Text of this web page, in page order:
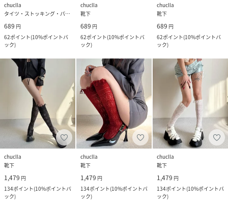
chuclla
タイツ・ストッキング・パンスト
689 円
62ポイント(10%ポイントバ
ック)
chuclla
靴下
689 円
62ポイント(10%ポイントバ
ック)
chuclla
靴下
689 円
62ポイント(10%ポイントバ
ック)
chuclla
靴下
1,479 円
134ポイント(10%ポイントバ
ック)
chuclla
靴下
1,479 円
134ポイント(10%ポイントバ
ック)
chuclla
靴下
1,479 円
134ポイント(10%ポイントバ
ック)